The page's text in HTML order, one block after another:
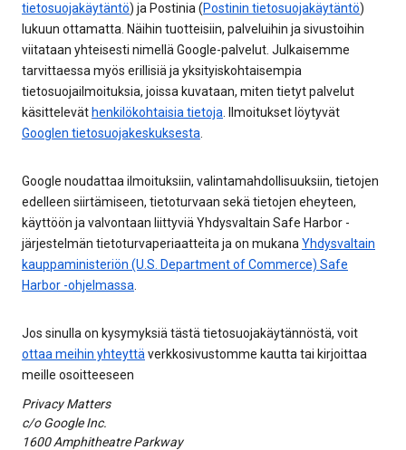
tietosuojakäytäntö) ja Postinia (Postinin tietosuojakäytäntö)
lukuun ottamatta. Näihin tuotteisiin, palveluihin ja sivustoihin
viitataan yhteisesti nimellä Google-palvelut. Julkaisemme
tarvittaessa myös erillisiä ja yksityiskohtaisempia
tietosuojailmoituksia, joissa kuvataan, miten tietyt palvelut
käsittelevät henkilökohtaisia tietoja . Ilmoitukset löytyvät
Googlen tietosuojakeskuksesta
Google noudattaa ilmoituksiin, valintamahdollisuuksiin, tietojen
edelleen siirtämiseen, tietoturvaan sekä tietojen eheyteen,
käyttöön ja valvontaan liittyviä Yhdysvaltain Safe Harbor -
järjestelmän tietoturvaperiaatteita ja on mukana Yhdysvaltain
kauppaministeriön (U.S. Department of Commerce) Safe
Harbor -ohjelmassa
Jos sinulla on kysymyksiä tästä tietosuojakäytännöstä, voit
ottaa meihin yhteyttä verkkosivustomme kautta tai kirjoittaa
meille osoitteeseen
Privacy Matters
c/o Google Inc.
1600 Amphitheatre Parkway